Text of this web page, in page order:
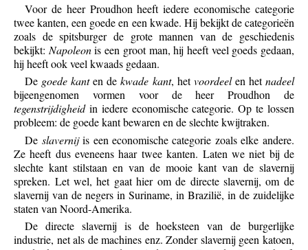
Voor de heer Proudhon heeft iedere economische categorie
twee kanten, een goede en een kwade. Hij bekijkt de categorieën
zoals de spitsburger de grote mannen van de geschiedenis
bekijkt: Napoleonis een groot man, hij heeft veel goeds gedaan,
hij heeft ook veel kwaads gedaan.
De goede kanten dekwade kant, hetvoordeelen hetnadeel
bijeengenomen vormen voor de heer Proudhon de
tegenstrijdigheidin iedere economische categorie. Op te lossen
probleem: de goede kant bewaren en de slechte kwijtraken.
De slavernijis een economische categorie zoals elke andere.
Ze heeft dus eveneens haar twee kanten. Laten we niet bij de
slechte kant stilstaan en van de mooie kant van de slavernij
spreken. Let wel, het gaat hier om de directe slavernij, om de
slavernij van de negers in Suriname, in Brazilië, in de zuidelijke
staten van Noord-Amerika.
De directe slavernij is de hoeksteen van de burgerlijke
industrie, net als de machines enz. Zonder slavernij geen katoen,